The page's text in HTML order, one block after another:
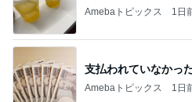
Amebaトピックス 1日